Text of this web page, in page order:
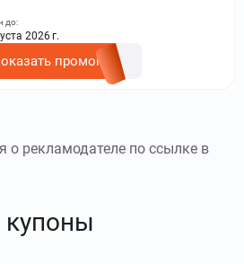
до:
2026 г.
промокод
рекламодателе по ссылке в